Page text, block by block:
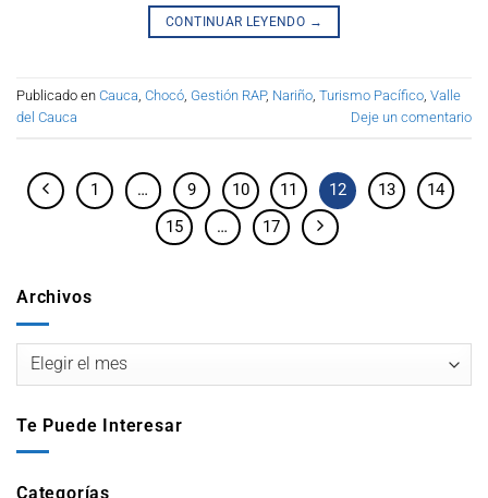
CONTINUAR LEYENDO →
Publicado en Cauca, Chocó, Gestión RAP, Nariño, Turismo Pacífico, Valle
del Cauca
Deje un comentario
1 … 9 10 11 12 13
14
15
… 17
Archivos
Te Puede Interesar
Categorías